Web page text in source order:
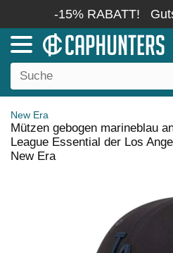
-15% RABATT!
New Era
Mützen gebogen marineblau
League Essential der Los
New Era